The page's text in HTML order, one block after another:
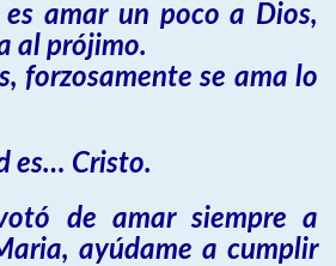
amar un poco a Dios,
al prójimo.
forzosamente se ama lo
es… Cristo.
de amar siempre a
ayúdame a cumplir